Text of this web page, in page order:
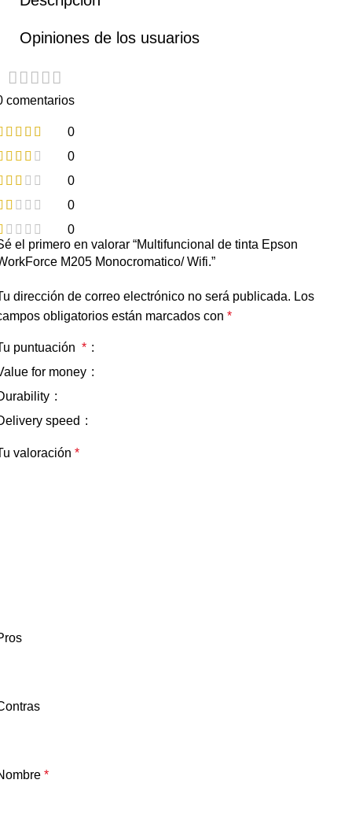
Opiniones de los usuarios
comentarios
0
0
0
0
0
el primero en valorar “Multifuncional de tinta Epson
M205 Monocromatico/ Wifi.”
dirección de correo electrónico no será publicada. Los
obligatorios están marcados con *
puntuación *
for money
speed
valoración *
*